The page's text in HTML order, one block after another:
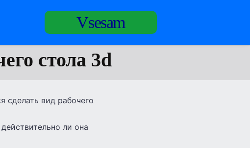
Vsesam
стола 3d
сделать вид рабочего
ли она